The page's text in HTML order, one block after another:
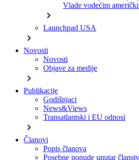
Vlade vodećim
chevron_right
Launchpad USA
chevron_right
Novosti
Novosti
Objave za medije
chevron_right
Publikacije
Godišnjaci
News&Views
Transatlantski i EU odnosi
chevron_right
Članovi
Popis članova
Posebne ponude unutar